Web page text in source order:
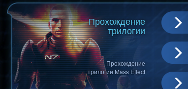
Прохождение
трилогии
Прохождение
трилогии Mass Effect